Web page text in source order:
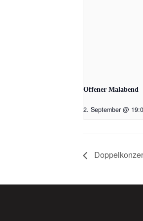
Offener Malabend
2. September @